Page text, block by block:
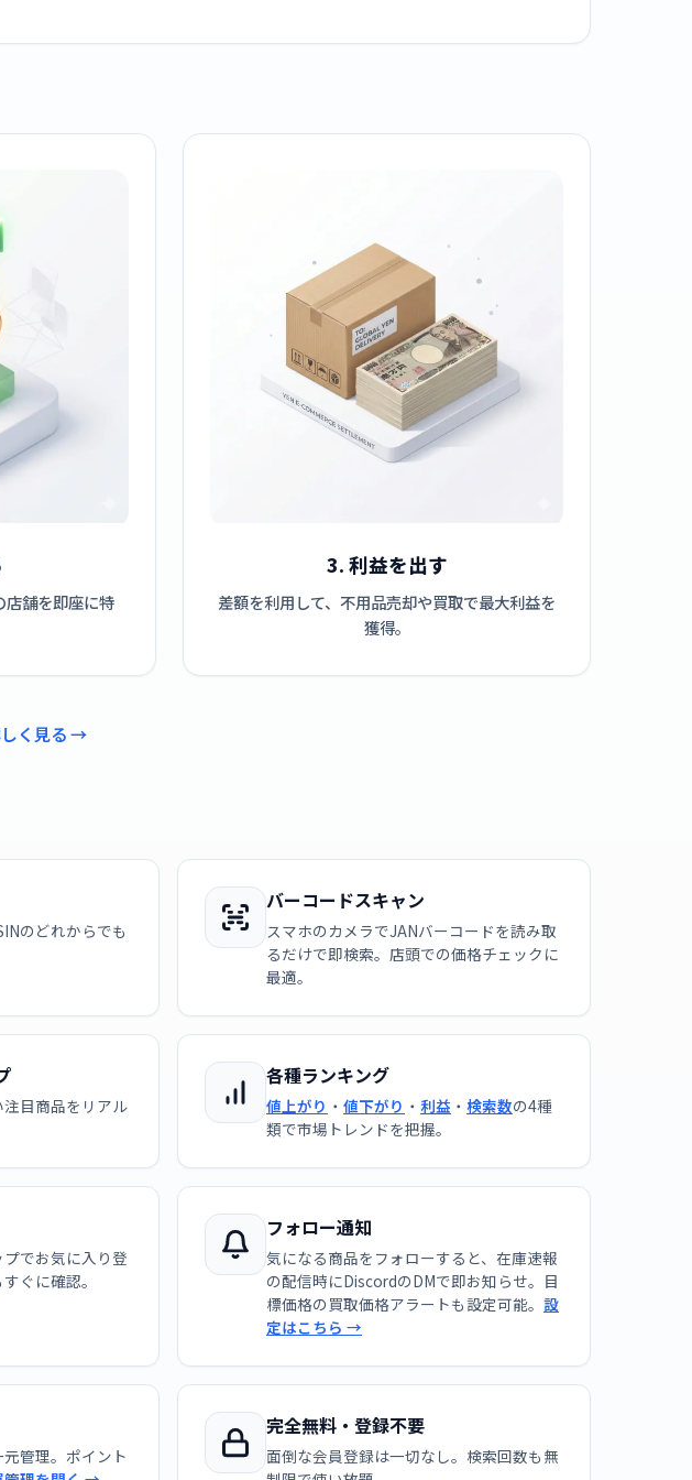
店舗を即座に特
3. 利益を出す
差額を利用して、不用品売却や買取で最大利益を
獲得。
く見る →
のどれからでも
バーコードスキャン
スマホのカメラでJANバーコードを読み取
るだけで即検索。店頭での価格チェックに
最適。
目商品をリアル
各種ランキング
値上がり ・ 値下がり ・ 利益 ・ 検索数の4種
類で市場トレンドを把握。
でお気に入り登
ぐに確認。
フォロー通知
気になる商品をフォローすると、在庫速報
の配信時にDiscordのDMで即お知らせ。目
標価格の買取価格アラートも設定可能。 設
定はこちら →
管理。ポイント
完全無料・登録不要
面倒な会員登録は一切なし。検索回数も無